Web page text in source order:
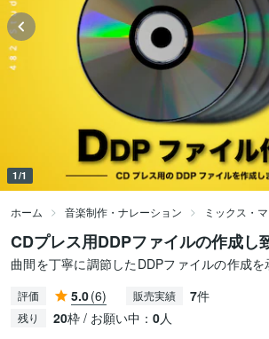
1/1
ホーム 音楽制作・ナレーション ミックス・
CDプレス用DDPファイルの作成し
曲間を丁寧に調節したDDPファイルの作成を
評価 5.0(6) 販売実績 7件
残り 20枠 / お願い中： 0人